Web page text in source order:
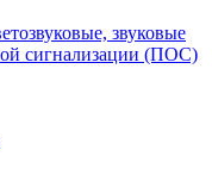
звуковые
сигнализации (ПОС)